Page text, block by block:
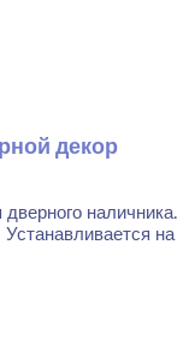
декор
наличника.
на